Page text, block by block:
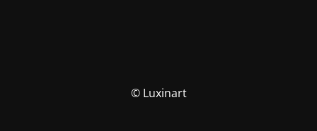
© Luxinart